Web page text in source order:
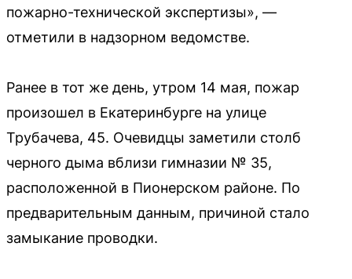
пожарно-технической экспертизы», —
отметили в надзорном ведомстве.
Ранее в тот же день, утром 14 мая, пожар
произошел в Екатеринбурге на улице
Трубачева, 45. Очевидцы заметили столб
черного дыма вблизи гимназии № 35,
расположенной в Пионерском районе. По
предварительным данным, причиной стало
замыкание проводки.